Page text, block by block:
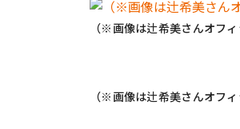
（※画像は辻希美さんオフィ
（※画像は辻希美さんオフィ